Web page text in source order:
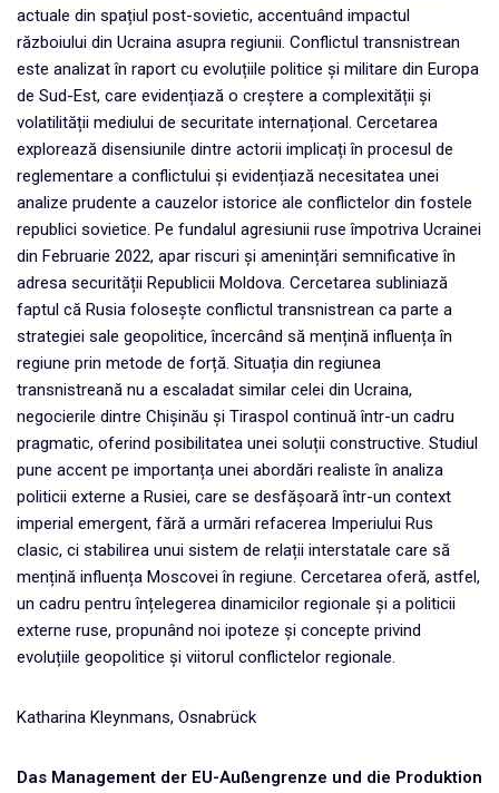
actuale din spațiul post-sovietic, accentuând impactul
războiului din Ucraina asupra regiunii. Conflictul transnistrean
este analizat în raport cu evoluțiile politice și militare din Europa
de Sud-Est, care evidențiază o creștere a complexității și
volatilității mediului de securitate internațional. Cercetarea
explorează disensiunile dintre actorii implicați în procesul de
reglementare a conflictului și evidențiază necesitatea unei
analize prudente a cauzelor istorice ale conflictelor din fostele
republici sovietice. Pe fundalul agresiunii ruse împotriva Ucrainei
din Februarie 2022, apar riscuri și amenințări semnificative în
adresa securității Republicii Moldova. Cercetarea subliniază
faptul că Rusia folosește conflictul transnistrean ca parte a
strategiei sale geopolitice, încercând să mențină influența în
regiune prin metode de forță. Situația din regiunea
transnistreană nu a escaladat similar celei din Ucraina,
negocierile dintre Chișinău și Tiraspol continuă într-un cadru
pragmatic, oferind posibilitatea unei soluții constructive. Studiul
pune accent pe importanța unei abordări realiste în analiza
politicii externe a Rusiei, care se desfășoară într-un context
imperial emergent, fără a urmări refacerea Imperiului Rus
clasic, ci stabilirea unui sistem de relații interstatale care să
mențină influența Moscovei în regiune. Cercetarea oferă, astfel,
un cadru pentru înțelegerea dinamicilor regionale și a politicii
externe ruse, propunând noi ipoteze și concepte privind
evoluțiile geopolitice și viitorul conflictelor regionale.
Katharina Kleynmans, Osnabrück
Das Management der EU-Außengrenze und die Produktion